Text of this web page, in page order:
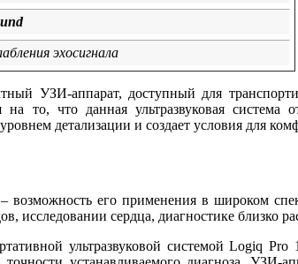
эхосигнала
УЗИ-аппарат, доступный для
на то, что данная ультразвуковая система
детализации и создает условия для
его применения в широком
исследовании сердца, диагностике близко
ультразвуковой системой Logiq